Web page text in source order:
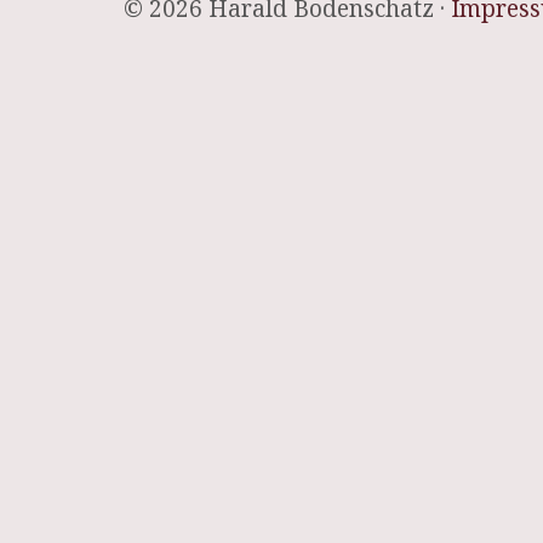
© 2026 Harald Bodenschatz ·